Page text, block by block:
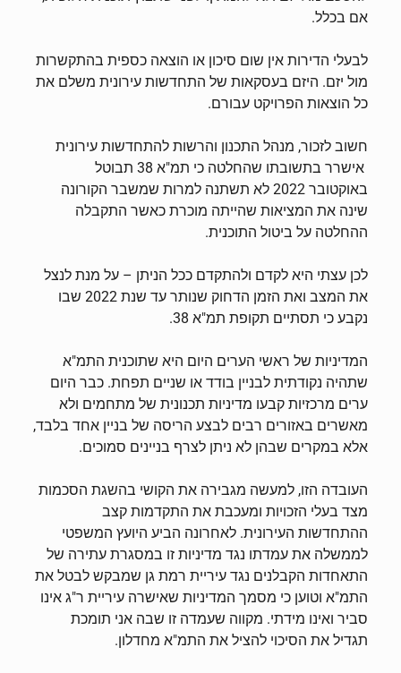
אם בכלל.
לבעלי הדירות אין שום סיכון או הוצאה כספית בהתקשרות
מול יזם. היזם בעסקאות של התחדשות עירונית משלם את
כל הוצאות הפרויקט עבורם.
חשוב לזכור, מנהל התכנון והרשות להתחדשות עירונית
אישרר בתשובתו שהחלטה כי תמ"א 38 תבוטל
באוקטובר 2022 לא תשתנה למרות שמשבר הקורונה
שינה את המציאות שהייתה מוכרת כאשר התקבלה
ההחלטה על ביטול התוכנית.
לכן עצתי היא לקדם ולהתקדם ככל הניתן – על מנת לנצל
את המצב ואת הזמן הדחוק שנותר עד שנת 2022 שבו
נקבע כי תסתיים תקופת תמ"א 38.
המדיניות של ראשי הערים היום היא שתוכנית התמ"א
שתהיה נקודתית לבניין בודד או שניים תפחת. כבר היום
ערים מרכזיות קבעו מדיניות תכנונית של מתחמים ולא
מאשרים באזורים רבים לבצע הריסה של בניין אחד בלבד,
אלא במקרים שבהן לא ניתן לצרף בניינים סמוכים.
העובדה הזו, למעשה מגבירה את הקושי בהשגת הסכמות
מצד בעלי הזכויות ומעכבת את התקדמות קצב
ההתחדשות העירונית. לאחרונה הביע היועץ המשפטי
לממשלה את עמדתו נגד מדיניות זו במסגרת עתירה של
התאחדות הקבלנים נגד עיריית רמת גן שמבקש לבטל את
התמ"א וטוען כי מסמך המדיניות שאישרה עיריית ר"ג אינו
סביר ואינו מידתי. מקווה שעמדה זו שבה אני תומכת
תגדיל את הסיכוי להציל את התמ"א מחדלון.